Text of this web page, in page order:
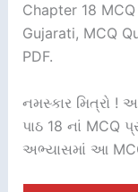
Chapter 18
Gujarati, MCQ
PDF.
નમસ્કાર મિત્રો !
પાઠ 18 નાં MCQ
અભ્યાસમાં આ